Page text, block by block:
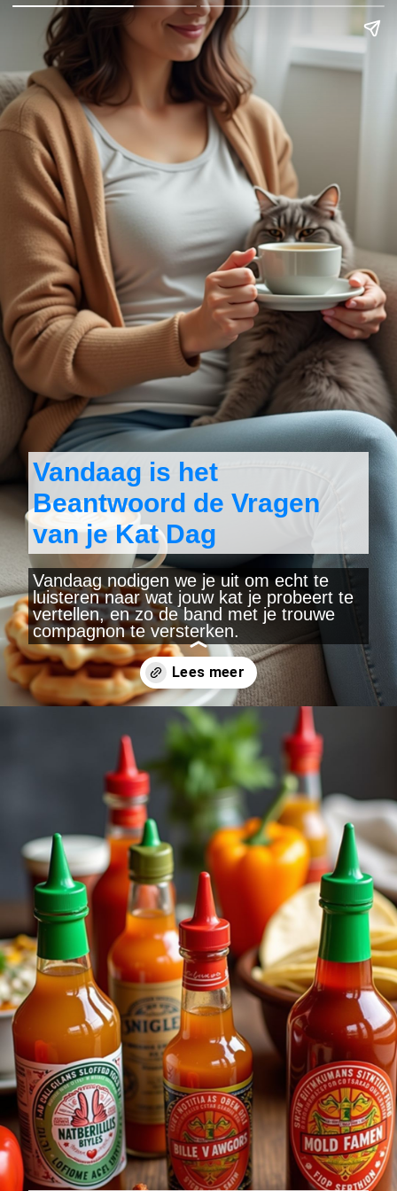
Vandaag is het
Beantwoord de Vragen
van je Kat Dag
Vandaag nodigen we je uit om echt te
luisteren naar wat jouw kat je probeert te
vertellen, en zo de band met je trouwe
compagnon te versterken.
Wordt geopend